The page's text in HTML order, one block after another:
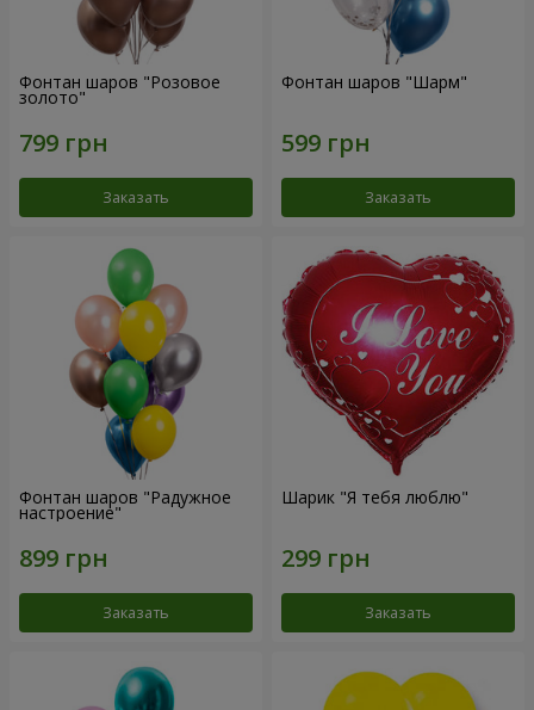
Фонтан шаров "Розовое
золото"
Заказать
Фонтан шаров "Шарм"
Заказать
Фонтан шаров "Радужное
настроение"
Заказать
Шарик "Я тебя люблю"
Заказать